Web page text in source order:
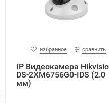
избранное сравнить
IP Видеокамера
DS-2XM6756G0-IDS (2.0
мм)